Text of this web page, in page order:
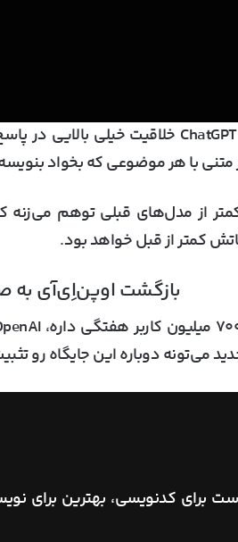
از مدل‌های قبلی توهم می‌زنه
کمتر از قبل خواهد بود.
بازگشت اوپن‌اِی‌آی به
کاربر هفتگی
می‌تونه دوباره این جایگاه رو
برای کدنویسی، بهترین برای